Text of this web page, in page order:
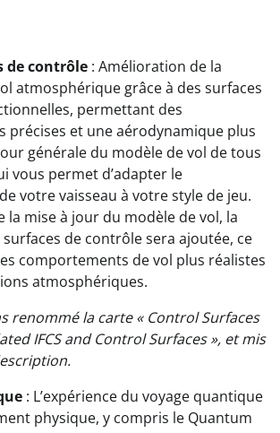
de contrôle : Amélioration de la
atmosphérique grâce à des surfaces
permettant des
précises et une aérodynamique plus
générale du modèle de vol de tous
vous permet d’adapter le
votre vaisseau à votre style de jeu.
la mise à jour du modèle de vol, la
de contrôle sera ajoutée, ce
comportements de vol plus réalistes
atmosphériques.
renommé la carte « Control Surfaces
IFCS and Control Surfaces », et mis
: L’expérience du voyage quantique
physique, y compris le Quantum